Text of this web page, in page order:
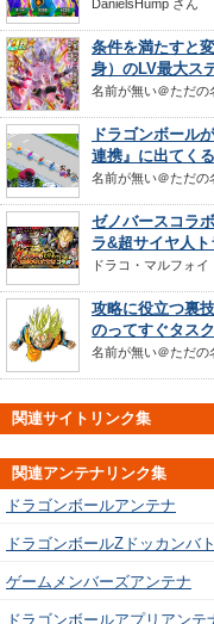
DanielsHump さん
条件を満たすと
身）のLV最大ス
名前が無い＠ただの
ドラゴンボール
連携』に出てく
名前が無い＠ただの
ゼノバースコラ
ラ&超サイヤ人ト
ドラコ・マルフォイ
攻略に役立つ裏
のってすぐタス
名前が無い＠ただの
関連サイトリンク集
関連アンテナリンク集
ドラゴンボールアンテナ
ドラゴンボールZドッカンバ
ゲームメンバーズアンテナ
ドラゴンボールアプリアンテ